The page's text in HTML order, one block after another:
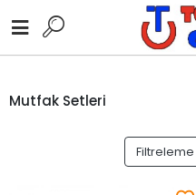
Mutfak Setleri
Filtreleme